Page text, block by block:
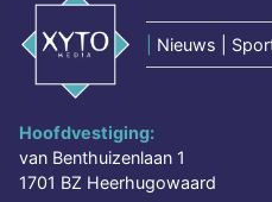
Nieuws |
Hoofdvestiging:
van Benthuizenlaan 1
1701 BZ Heerhugowaard